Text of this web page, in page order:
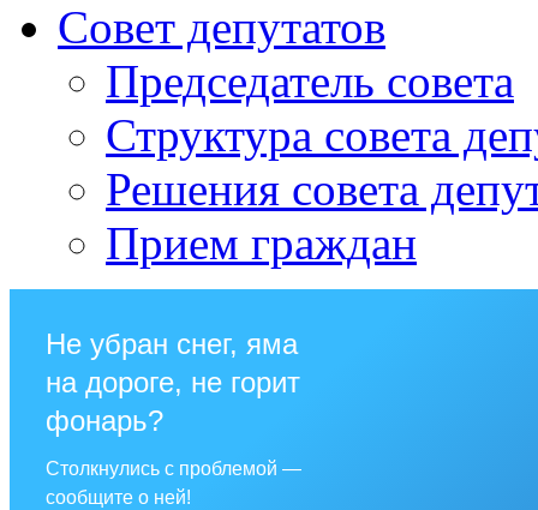
Совет депутатов
Председатель совета
Структура совета
Решения совета
Прием граждан
Не убран снег, яма
на дороге, не горит
фонарь?
Столкнулись с проблемой —
сообщите о ней!